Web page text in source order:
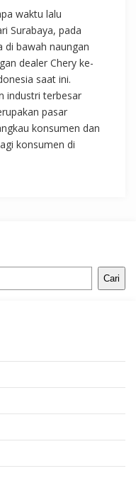
waktu lalu
Surabaya, pada
di bawah naungan
dealer Chery ke-
saat ini.
industri terbesar
pasar
konsumen dan
konsumen di
Cari